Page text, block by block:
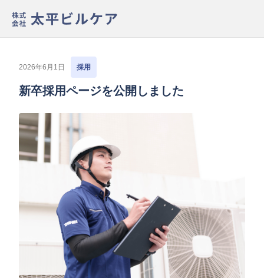
2026年6月1日 採用
新卒採用ページを公開しました